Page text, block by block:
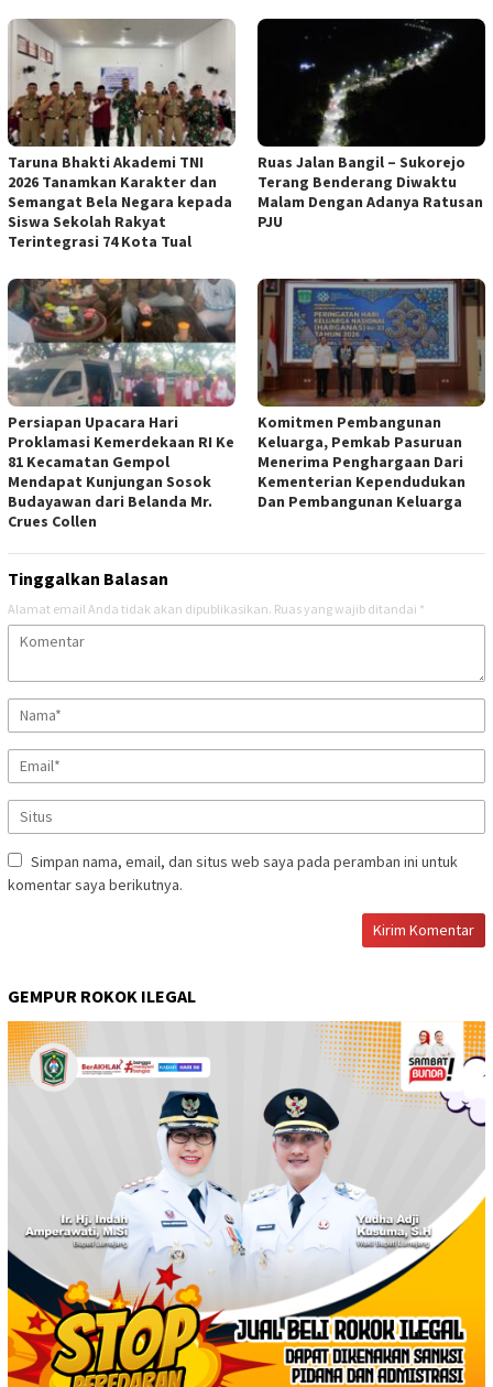
Taruna Bhakti Akademi TNI
2026 Tanamkan Karakter dan
Semangat Bela Negara kepada
Siswa Sekolah Rakyat
Terintegrasi 74 Kota Tual
Ruas Jalan Bangil – Sukorejo
Terang Benderang Diwaktu
Malam Dengan Adanya Ratusan
PJU
Persiapan Upacara Hari
Proklamasi Kemerdekaan RI Ke
81 Kecamatan Gempol
Mendapat Kunjungan Sosok
Budayawan dari Belanda Mr.
Crues Collen
Komitmen Pembangunan
Keluarga, Pemkab Pasuruan
Menerima Penghargaan Dari
Kementerian Kependudukan
Dan Pembangunan Keluarga
Tinggalkan Balasan
Alamat email Anda tidak akan dipublikasikan. Ruas yang wajib ditandai *
Simpan nama, email, dan situs web saya pada peramban ini untuk
komentar saya berikutnya.
GEMPUR ROKOK ILEGAL